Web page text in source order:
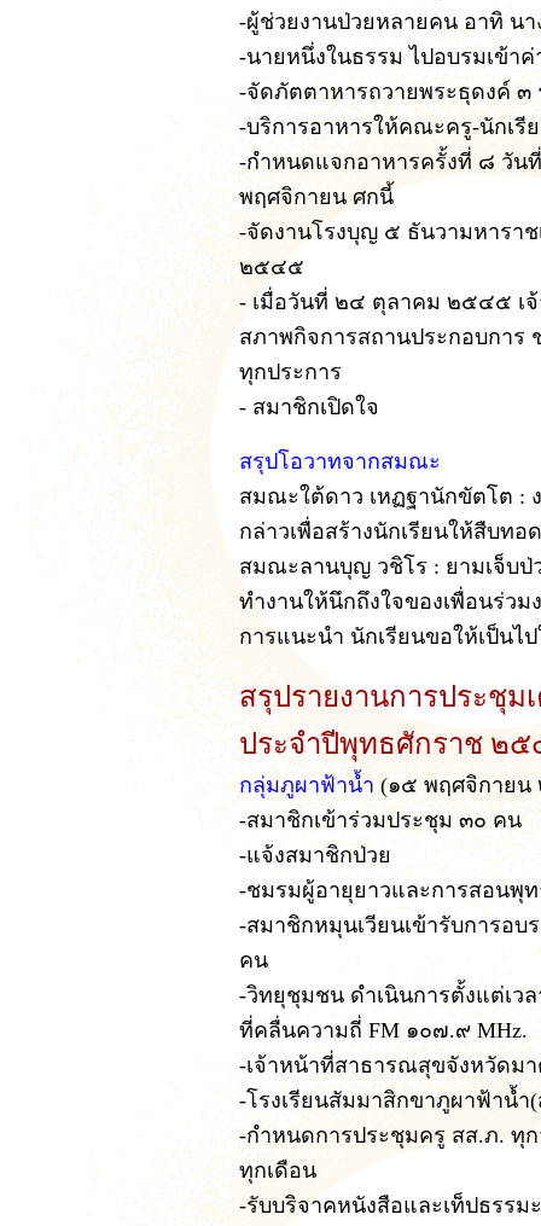
-ผู้ช่วยงานป่วยหลายคน อาทิ น
-นายหนึ่งในธรรม ไปอบรมเข้
-จัดภัตตาหารถวายพระธุดงค์ ๓
-บริการอาหารให้คณะครู-นักเ
-กำหนดแจกอาหารครั้งที่ ๘ วั
พฤศจิกายน ศกนี้
-จัดงานโรงบุญ ๕ ธันวามหารา
๒๕๔๕
- เมื่อวันที่ ๒๔ ตุลาคม ๒๕๔๕ เจ้
สภาพกิจการสถานประกอบการ
ทุกประการ
- สมาชิกเปิดใจ
สรุปโอวาทจากสมณะ
สมณะใต้ดาว เหฏฐานักขัตโต :
กล่าวเพื่อสร้างนักเรียนให้สืบทอ
สมณะลานบุญ วชิโร : ยามเจ็บป่
ทำงานให้นึกถึงใจของเพื่อนร่วม
การแนะนำ นักเรียนขอให้เป็นไ
สรุปรายงานการประชุม
ประจำปีพุทธศักราช ๒
กลุ่มภูผาฟ้าน้ำ (๑๕ พฤศจิกาย
-สมาชิกเข้าร่วมประชุม ๓๐ คน
-แจ้งสมาชิกป่วย
-ชมรมผู้อายุยาวและการสอนพุ
-สมาชิกหมุนเวียนเข้ารับการอ
คน
-วิทยุชุมชน ดำเนินการตั้งแต่เว
ที่คลื่นความถี่ FM ๑๐๗.๙ MHz.
-เจ้าหน้าที่สาธารณสุขจังหวัดม
-โรงเรียนสัมมาสิกขาภูผาฟ้าน้
-กำหนดการประชุมครู สส.ภ. ทุ
ทุกเดือน
-รับบริจาคหนังสือและเท็ปธรร